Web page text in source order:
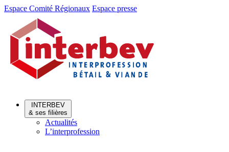
Aller
Aller
contenu
Espace Comité Régionaux Espace presse
INTERBEV
& ses filières
Actualités
L’interprofession